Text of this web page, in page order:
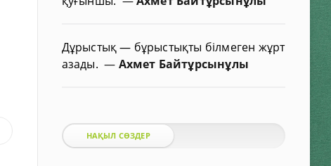
Дұрыстық — бұрыстықты білмеген жұрт
азады.— Ахмет Байтұрсынұлы
НАҚЫЛ СӨЗДЕР